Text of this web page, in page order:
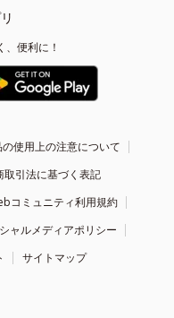
、便利に！
使用上の注意について
取引法に基づく表記
コミュニティ利用規約
ャルメディアポリシー
サイトマップ